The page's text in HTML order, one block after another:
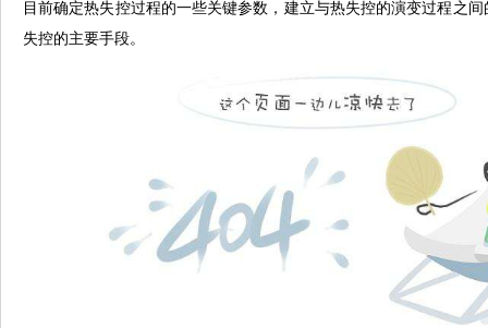
目前确定热失控过程的一些关键参数，建立与热失控的演变过程之
失控的主要手段。